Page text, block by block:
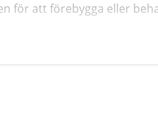
för att förebygga eller